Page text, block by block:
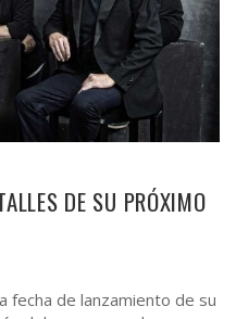
DE SU PRÓXIMO
fecha de lanzamiento de su